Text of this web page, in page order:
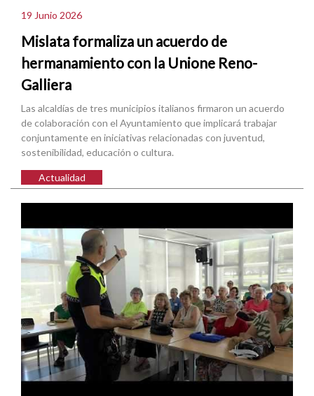
19 Junio 2026
Mislata formaliza un acuerdo de
hermanamiento con la Unione Reno-
Galliera
Las alcaldías de tres municipios italianos firmaron un acuerdo
de colaboración con el Ayuntamiento que implicará trabajar
conjuntamente en iniciativas relacionadas con juventud,
sostenibilidad, educación o cultura.
Actualidad